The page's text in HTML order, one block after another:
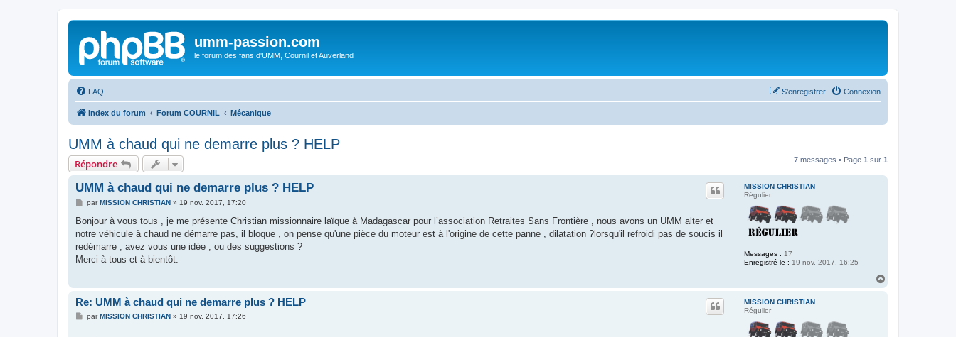
umm-passion.com
le forum des fans d'UMM, Cournil et Auverland
FAQ Connexion
S’enregistrer
Index du forum Forum COURNIL Mécanique
UMM à chaud qui ne demarre plus ? HELP
Répondre 7 messages • Page 1 sur 1
MISSION CHRISTIAN
Régulier
Messages : 17
Enregistré le : 19 nov. 2017, 16:25
UMM à chaud qui ne demarre plus ? HELP
M
s
a
g
parMISSION CHRISTIAN» 19 nov. 2017, 17:20
Bonjour à vous tous , je me présente Christian missionnaire laïque à Madagascar pour l’association Retraites Sans Frontière , nous avons un UMM alter et
notre véhicule à chaud ne démarre pas, il bloque , on pense qu'une pièce du moteur est à l'origine de cette panne , dilatation ?lorsqu'il refroidi pas de soucis il
redémarre , avez vous une idée , ou des suggestions ?
Merci à tous et à bientôt.
MISSION CHRISTIAN
Régulier
Re: UMM à chaud qui ne demarre plus ? HELP
MparMISSION CHRISTIAN» 19 nov. 2017, 17:26